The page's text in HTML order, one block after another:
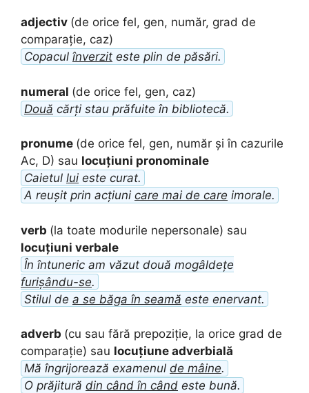
adjectiv (de orice fel, gen, număr, grad de
comparație, caz)
Copacul înverzit este plin de păsări.
numeral (de orice fel, gen, caz)
Două cărți stau prăfuite în bibliotecă.
pronume (de orice fel, gen, număr și în cazurile
Ac, D) sau locuțiuni pronominale
Caietul lui este curat.
A reușit prin acțiuni care mai de care imorale.
verb (la toate modurile nepersonale) sau
locuțiuni verbale
În întuneric am văzut două mogâldețe
furișându-se.
Stilul de a se băga în seamă este enervant.
adverb (cu sau fără prepoziție, la orice grad de
comparație) sau locuțiune adverbială
Mă îngrijorează examenul de mâine.
O prăjitură din când în când este bună.